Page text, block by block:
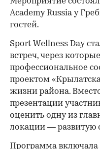
Academy Russia у
гостей.
Sport Wellness Day
встреч, через
профессиональное
проектом
жизни района.
презентации
оценить одну из
локации — развитую
Программа включала